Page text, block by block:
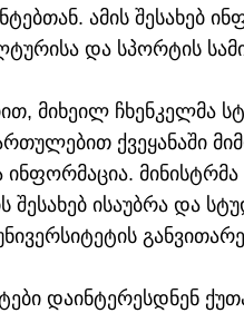
ამის შესახებ
და სპორტის
მიხეილ ჩხენკელმა
ქვეყანაში
ინფორმაცია.
შესახებ ისაუბრა და
დაინტერესდნენ